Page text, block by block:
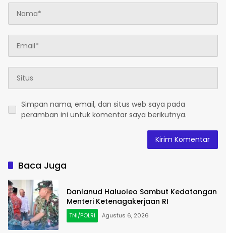
Simpan nama, email, dan situs web saya pada
peramban ini untuk komentar saya berikutnya.
Baca Juga
Danlanud Haluoleo Sambut Kedatangan
Menteri Ketenagakerjaan RI
TNI/POLRI Agustus 6, 2026